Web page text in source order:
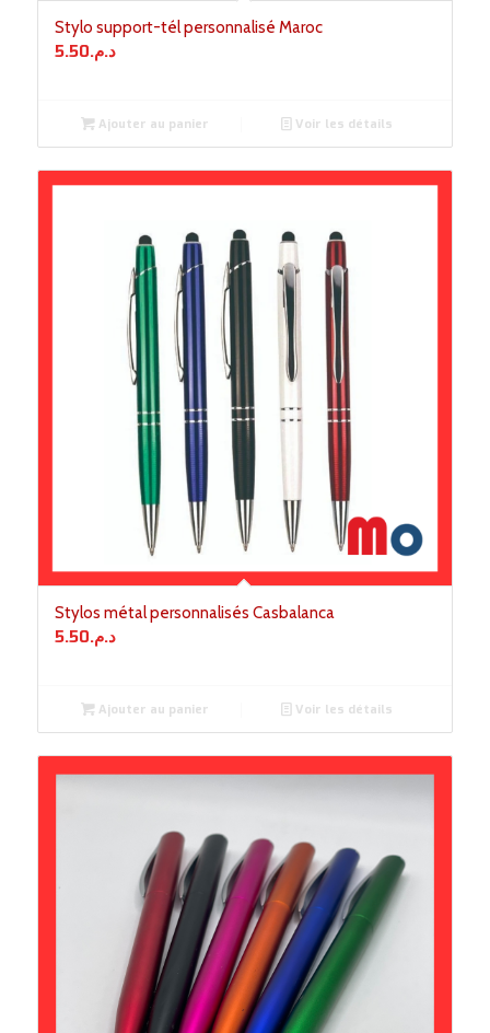
Stylo support-tél personnalisé Maroc
د.م.5.50
Ajouter au panier Voir les détails
Stylos métal personnalisés Casbalanca
د.م.5.50
Ajouter au panier Voir les détails